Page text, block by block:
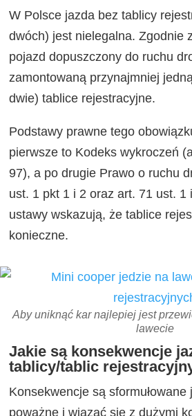
W Polsce jazda bez tablicy
dwóch) jest nielegalna. Zgodnie
pojazd dopuszczony do ruchu
zamontowaną przynajmniej
dwie) tablice rejestracyjne.
Podstawy prawne tego
pierwsze to Kodeks wykroczeń
97), a po drugie Prawo o ruchu
ust. 1 pkt 1 i 2 oraz art. 71 ust. 1
ustawy wskazują, że tablice
konieczne.
Aby uniknąć kar najlepiej jest
lawecie
Jakie są konsekwencje
tablicy/tablic
Konsekwencje są
poważne i wiązać się z dużymi